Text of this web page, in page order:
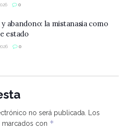
0
abandono: la mistanasia como
estado
0
no será publicada.
Los
con *